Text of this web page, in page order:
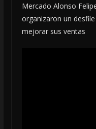
Mercado Alonso
organizaron un
mejorar sus ventas